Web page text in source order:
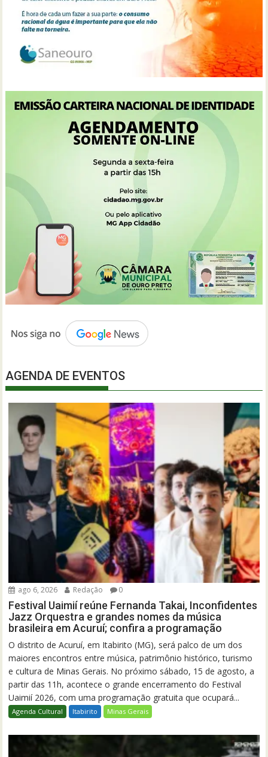
AGENDA DE EVENTOS
ago 6, 2026 Redação 0
Festival Uaimií reúne Fernanda Takai, Inconfidentes
Jazz Orquestra e grandes nomes da música
brasileira em Acuruí; confira a programação
O distrito de Acuruí, em Itabirito (MG), será palco de um dos
maiores encontros entre música, patrimônio histórico, turismo
e cultura de Minas Gerais. No próximo sábado, 15 de agosto, a
partir das 11h, acontece o grande encerramento do Festival
Uaimií 2026, com uma programação gratuita que ocupará...
Agenda Cultural Itabirito Minas Gerais